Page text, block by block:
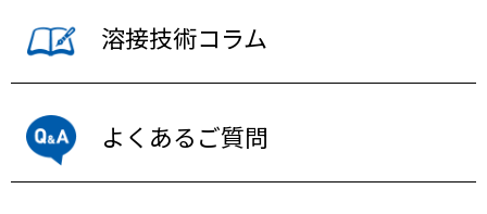
溶接技術コラム
よくあるご質問